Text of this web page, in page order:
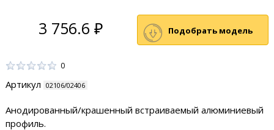
3 756.6 ₽ Подобрать модель
0
Артикул 02106/02406
Анодированный/крашенный встраиваемый алюминиевый
профиль.